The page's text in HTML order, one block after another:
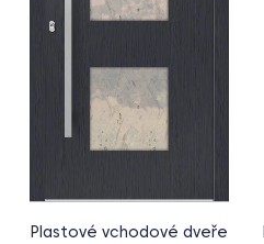
Plastové vchodové dveře